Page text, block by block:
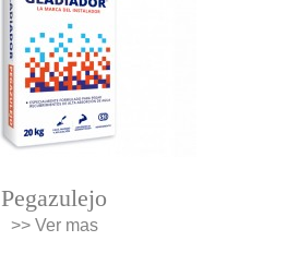
Pegazulejo
>> Ver mas